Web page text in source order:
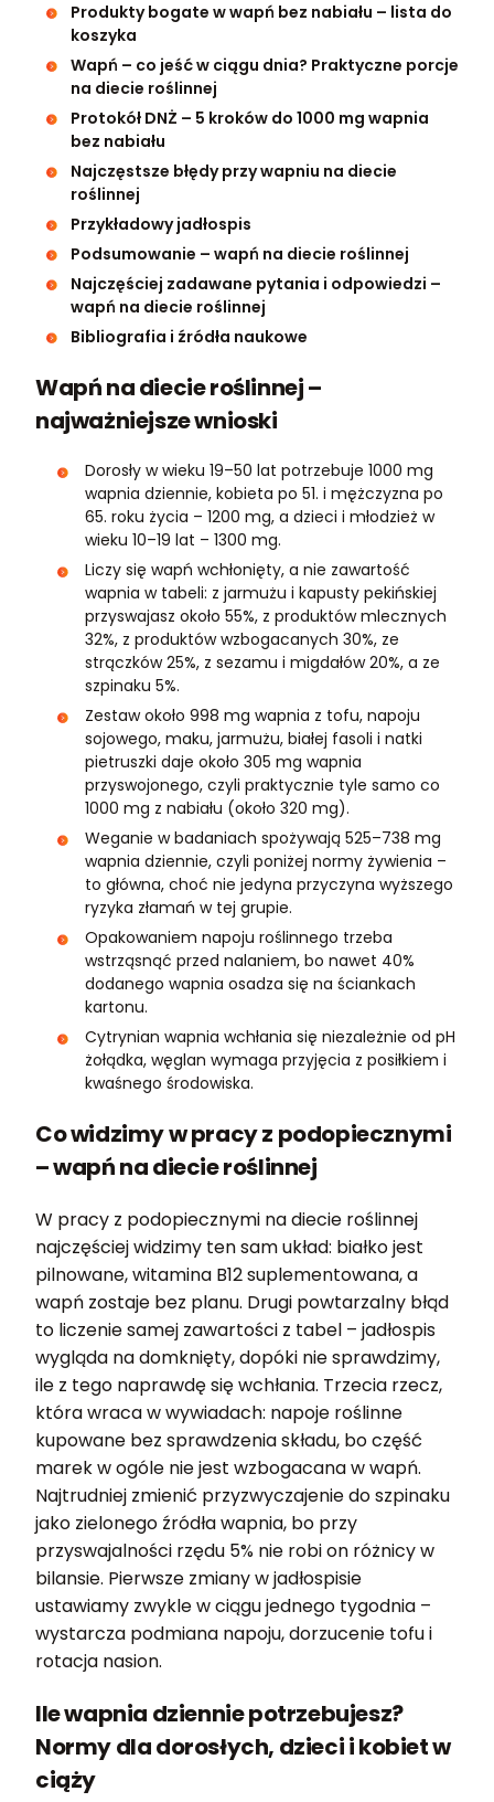
Produkty bogate w wapń bez nabiału – lista do
koszyka
Wapń – co jeść w ciągu dnia? Praktyczne porcje
na diecie roślinnej
Protokół DNŻ – 5 kroków do 1000 mg wapnia
bez nabiału
Najczęstsze błędy przy wapniu na diecie
roślinnej
Przykładowy jadłospis
Podsumowanie – wapń na diecie roślinnej
Najczęściej zadawane pytania i odpowiedzi –
wapń na diecie roślinnej
Bibliografia i źródła naukowe
Wapń na diecie roślinnej –
najważniejsze wnioski
Dorosły w wieku 19–50 lat potrzebuje 1000 mg
wapnia dziennie, kobieta po 51. i mężczyzna po
65. roku życia – 1200 mg, a dzieci i młodzież w
wieku 10–19 lat – 1300 mg.
Liczy się wapń wchłonięty, a nie zawartość
wapnia w tabeli: z jarmużu i kapusty pekińskiej
przyswajasz około 55%, z produktów mlecznych
32%, z produktów wzbogacanych 30%, ze
strączków 25%, z sezamu i migdałów 20%, a ze
szpinaku 5%.
Zestaw około 998 mg wapnia z tofu, napoju
sojowego, maku, jarmużu, białej fasoli i natki
pietruszki daje około 305 mg wapnia
przyswojonego, czyli praktycznie tyle samo co
1000 mg z nabiału (około 320 mg).
Weganie w badaniach spożywają 525–738 mg
wapnia dziennie, czyli poniżej normy żywienia –
to główna, choć nie jedyna przyczyna wyższego
ryzyka złamań w tej grupie.
Opakowaniem napoju roślinnego trzeba
wstrząsnąć przed nalaniem, bo nawet 40%
dodanego wapnia osadza się na ściankach
kartonu.
Cytrynian wapnia wchłania się niezależnie od pH
żołądka, węglan wymaga przyjęcia z posiłkiem i
kwaśnego środowiska.
Co widzimy w pracy z podopiecznymi
– wapń na diecie roślinnej
W pracy z podopiecznymi na diecie roślinnej
najczęściej widzimy ten sam układ: białko jest
pilnowane, witamina B12 suplementowana, a
wapń zostaje bez planu. Drugi powtarzalny błąd
to liczenie samej zawartości z tabel – jadłospis
wygląda na domknięty, dopóki nie sprawdzimy,
ile z tego naprawdę się wchłania. Trzecia rzecz,
która wraca w wywiadach: napoje roślinne
kupowane bez sprawdzenia składu, bo część
marek w ogóle nie jest wzbogacana w wapń.
Najtrudniej zmienić przyzwyczajenie do szpinaku
jako zielonego źródła wapnia, bo przy
przyswajalności rzędu 5% nie robi on różnicy w
bilansie. Pierwsze zmiany w jadłospisie
ustawiamy zwykle w ciągu jednego tygodnia –
wystarcza podmiana napoju, dorzucenie tofu i
rotacja nasion.
Ile wapnia dziennie potrzebujesz?
Normy dla dorosłych, dzieci i kobiet w
ciąży